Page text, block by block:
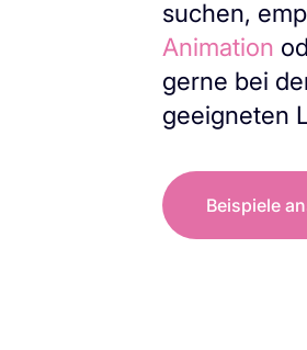
suchen,
Animation
gerne bei
geeigneten
Beispiele